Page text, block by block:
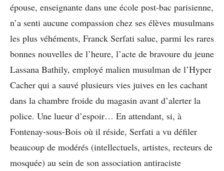
épouse, enseignante dans une école post-bac parisienne,
n’a senti aucune compassion chez ses élèves musulmans
les plus véhéments, Franck Serfati salue, parmi les rares
bonnes nouvelles de l’heure, l’acte de bravoure du jeune
Lassana Bathily, employé malien musulman de l’Hyper
Cacher qui a sauvé plusieurs vies juives en les cachant
dans la chambre froide du magasin avant d’alerter la
police. Une lueur d’espoir… En attendant, si, à
Fontenay-sous-Bois où il réside, Serfati a vu défiler
beaucoup de modérés (intellectuels, artistes, recteurs de
mosquée) au sein de son association antiraciste